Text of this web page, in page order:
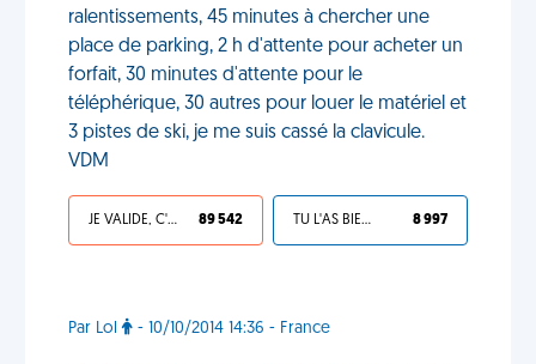
ralentissements, 45 minutes à chercher une
place de parking, 2 h d'attente pour acheter un
forfait, 30 minutes d'attente pour le
téléphérique, 30 autres pour louer le matériel et
3 pistes de ski, je me suis cassé la clavicule.
VDM
JE VALIDE, C'EST UNE VDM 89 542 TU L'AS BIEN MÉRITÉ 8 997
Par Lol - 10/10/2014 14:36 - France